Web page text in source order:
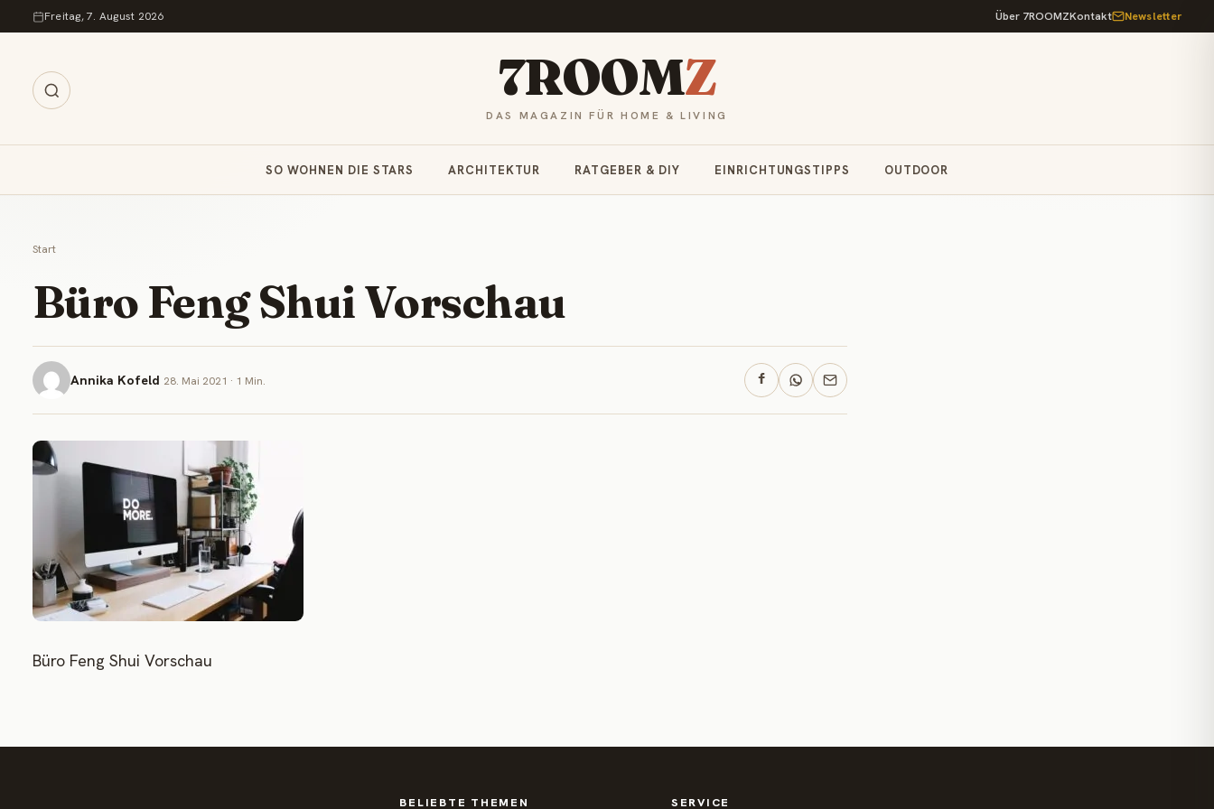
Zum Inhalt springen
Freitag, 7. August 2026 Über 7ROOMZKontakt Newsletter
7ROOMZ
DAS MAGAZIN FÜR HOME & LIVING
SO WOHNEN DIE STARS ARCHITEKTUR RATGEBER & DIY EINRICHTUNGSTIPPS OUTDOOR
Start
Büro Feng Shui Vorschau
Annika Kofeld 28. Mai 2021 · 1 Min.
Büro Feng Shui Vorschau
BELIEBTE THEMEN SERVICE